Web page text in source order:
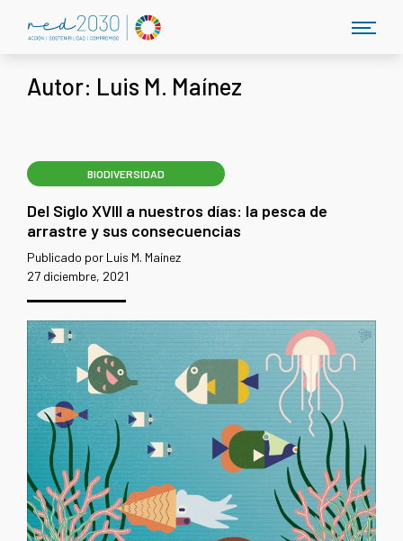
Autor: Luis M. Maínez
BIODIVERSIDAD
Del Siglo XVIII a nuestros días: la pesca de
arrastre y sus consecuencias
Publicado por Luis M. Maínez
27 diciembre, 2021